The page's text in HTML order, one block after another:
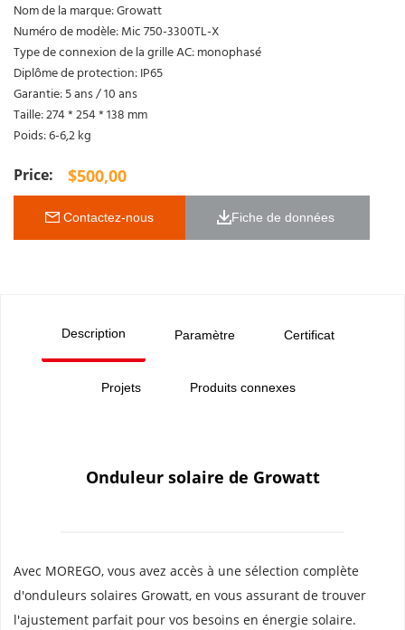
Nom de la marque: Growatt
Numéro de modèle: Mic 750-3300TL-X
Type de connexion de la grille AC: monophasé
Diplôme de protection: IP65
Garantie: 5 ans / 10 ans
Taille: 274 * 254 * 138 mm
Poids: 6-6,2 kg
$500,00
Contactez-nous Fiche de données
Description Paramètre Certificat
Projets Produits connexes
Onduleur solaire de Growatt
Avec MOREGO, vous avez accès à une sélection complète
d'onduleurs solaires Growatt, en vous assurant de trouver
l'ajustement parfait pour vos besoins en énergie solaire.